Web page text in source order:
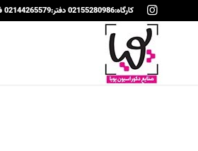
کارگاه:02155280986 دفتر:02144265579 فروشگاه: 02144229426 - 09194105421